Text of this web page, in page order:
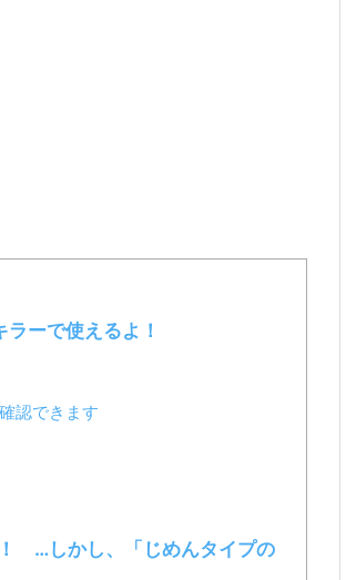
ーで使えるよ！
認できます
…しかし、「じめんタイプの